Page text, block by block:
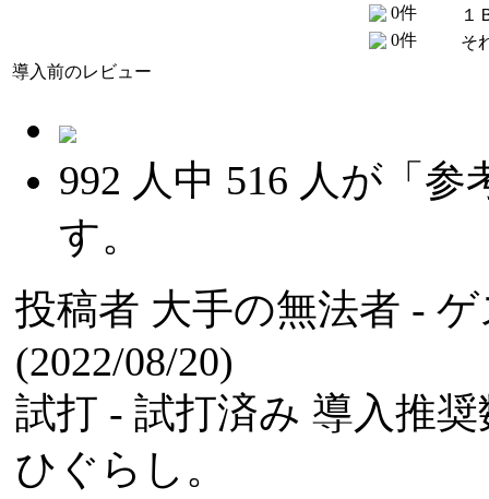
0件
0件
１
そ
導入前のレビュー
992 人中 516 人が「参
す。
投稿者 大手の無法者 -
(2022/08/20)
試打 - 試打済み 導入推
ひぐらし。